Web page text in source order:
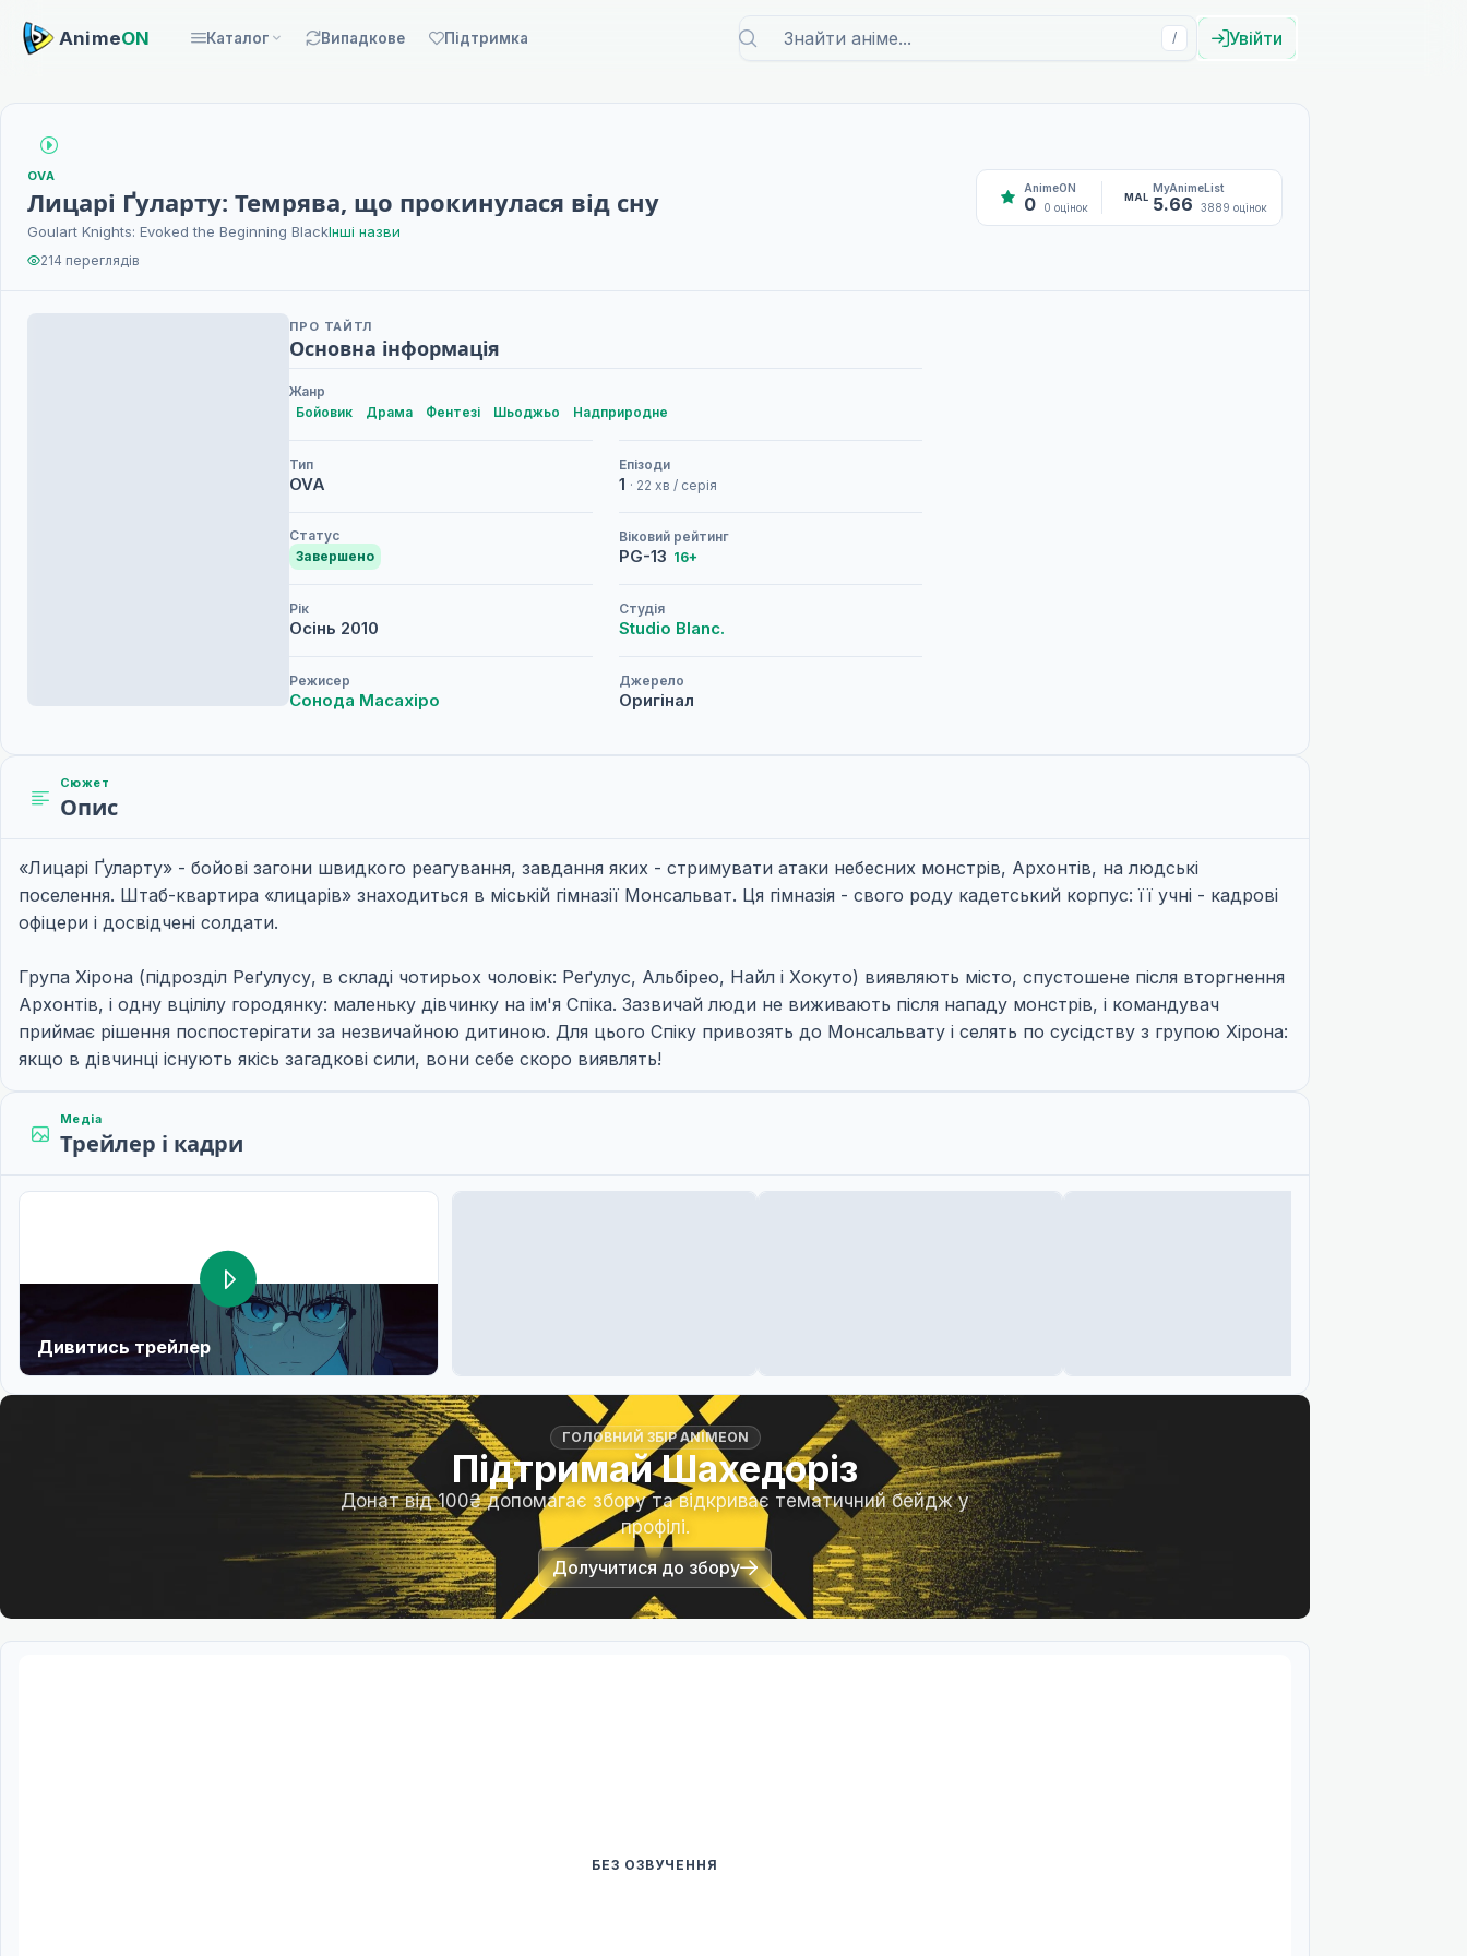
AnimeON Каталог Випадкове Підтримка / Увійти
OVA
Лицарі Ґуларту: Темрява, що прокинулася від сну
Goulart Knights: Evoked the Beginning BlackІнші назви
214 переглядів
AnimeON
0 0 оцінок
MAL
MyAnimeList
5.66 3889 оцінок
ПРО ТАЙТЛ
Основна інформація
Жанр
Бойовик
Драма Фентезі Шьоджьо Надприродне
Тип
OVA
Епізоди
1 · 22 хв / серія
Статус
Завершено
Віковий рейтинг
PG-13 16+
Рік
Осінь 2010
Студія
Studio Blanc.
Режисер
Сонода Масахіро
Джерело
Оригінал
Сюжет
Опис
«Лицарі Ґуларту» - бойові загони швидкого реагування, завдання яких - стримувати атаки небесних монстрів, Архонтів, на людські
поселення. Штаб-квартира «лицарів» знаходиться в міській гімназії Монсальват. Ця гімназія - свого роду кадетський корпус: її учні - кадрові
офіцери і досвідчені солдати.
Група Хірона (підрозділ Реґулусу, в складі чотирьох чоловік: Реґулус, Альбірео, Найл і Хокуто) виявляють місто, спустошене після вторгнення
Архонтів, і одну вцілілу городянку: маленьку дівчинку на ім'я Спіка. Зазвичай люди не виживають після нападу монстрів, і командувач
приймає рішення поспостерігати за незвичайною дитиною. Для цього Спіку привозять до Монсальвату і селять по сусідству з групою Хірона:
якщо в дівчинці існують якісь загадкові сили, вони себе скоро виявлять!
Медіа
Трейлер і кадри
Дивитись трейлер
ГОЛОВНИЙ ЗБІР ANIMEON
Підтримай Шахедоріз
Донат від 100₴ допомагає збору та відкриває тематичний бейдж у
профілі.
Долучитися до збору
БЕЗ ОЗВУЧЕННЯ